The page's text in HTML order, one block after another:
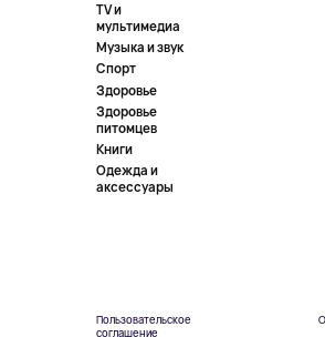
TV и
мультимедиа
Музыка и звук
Спорт
Здоровье
Здоровье
питомцев
Книги
Одежда и
аксессуары
Пользовательское
соглашение